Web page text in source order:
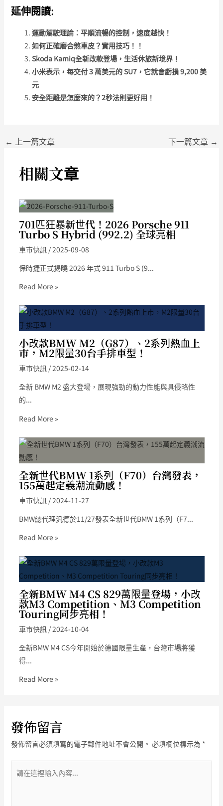
延伸閱讀:
運動駕駛理論：平順流暢的控制，速度越快！
如何正確磨合煞車皮？實用技巧！！
Skoda Kamiq全新改款登場，生活休旅新境界！
小米表示，每交付 3 萬美元的 SU7，它就會虧損 9,200 美
元
安全距離是怎麼來的？2秒法則更好用！
← 上一篇文章 下一篇文章 →
相關文章
701匹狂暴新世代！2026 Porsche 911
Turbo S Hybrid (992.2) 全球亮相
車市快訊/2025-09-08
保時捷正式揭曉 2026 年式 911 Turbo S (9...
Read More »
小改款BMW M2（G87）、2系列熱血上
市，M2限量30台手排車型！
車市快訊/2025-02-14
全新 BMW M2 盛大登場，展現強勁的動力性能與具侵略性
的...
Read More »
全新世代BMW 1系列（F70）台灣發表，
155萬起定義潮流動感！
車市快訊 / 2024-11-27
BMW總代理汎德於11/27發表全新世代BMW 1系列（F7...
Read More »
全新BMW M4 CS 829萬限量登場，小改
款M3 Competition、M3 Competition
Touring同步亮相！
車市快訊 / 2024-10-04
全新BMW M4 CS今年開始於德國限量生產，台灣市場將獲
得...
Read More »
發佈留言
發佈留言必須填寫的電子郵件地址不會公開。 必填欄位標示為 *
在